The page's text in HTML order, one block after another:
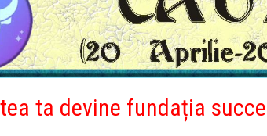
ta devine fundația